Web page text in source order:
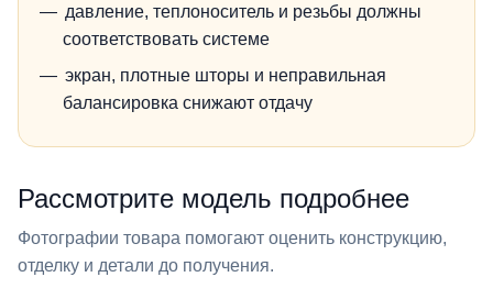
давление, теплоноситель и резьбы должны
соответствовать системе
экран, плотные шторы и неправильная
балансировка снижают отдачу
Рассмотрите модель подробнее
Фотографии товара помогают оценить конструкцию,
отделку и детали до получения.